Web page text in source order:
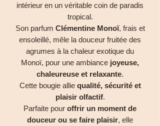
intérieur en un véritable coin de paradis
tropical.
Son parfum Clémentine Monoï, frais et
ensoleillé, mêle la douceur fruitée des
agrumes à la chaleur exotique du
Monoï, pour une ambiance joyeuse,
chaleureuse et relaxante.
Cette bougie allie qualité, sécurité et
plaisir olfactif.
Parfaite pour offrir un moment de
douceur ou se faire plaisir, elle